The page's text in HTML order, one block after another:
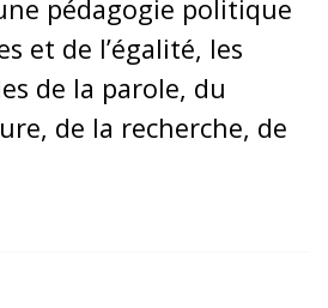
pédagogie politique
et de l’égalité, les
de la parole, du
de la recherche, de